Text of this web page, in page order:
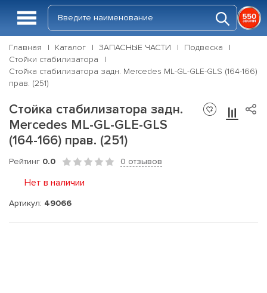
Главная Каталог ЗАПАСНЫЕ ЧАСТИ
Подвеска
Стойки стабилизатора
Стойка стабилизатора задн. Mercedes ML-GL-GLE-GLS (164-166)
прав. (251)
Стойка стабилизатора задн.
Mercedes ML-GL-GLE-GLS
(164-166) прав. (251)
Рейтинг 0.0 0 отзывов
Нет в наличии
Артикул: 49066